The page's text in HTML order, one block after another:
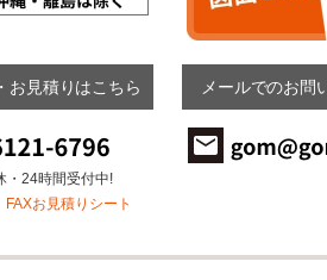
お見積りはこちら
・24時間受付中!
FAXお見積りシート
メールでのお問